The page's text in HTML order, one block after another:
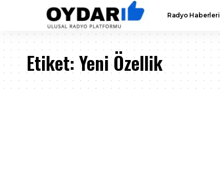
Radyo Haberleri
Etiket:Yeni Özellik